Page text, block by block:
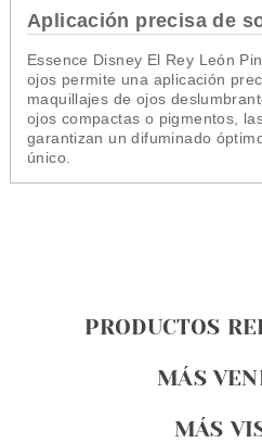
Aplicación precisa de
Essence Disney El Rey León
ojos permite una aplicación
maquillajes de ojos
ojos compactas o pigmentos,
garantizan un difuminado
único.
PRODUCTOS
MÁS
MÁS